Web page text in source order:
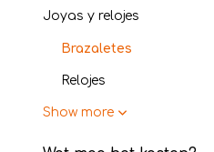
Joyas y relojes
Brazaletes
Relojes
Show more